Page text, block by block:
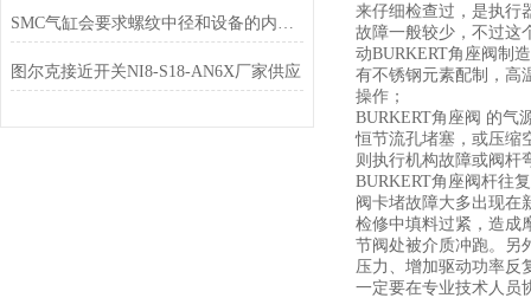
SMC气缸会要求螺纹中径和设备的内径保持同心
图尔克接近开关NI8-S18-AN6X厂家供应
来仔细检查过，是执行
故障一般较少，不过这
动BURKERT角座阀制
有不锈钢元素配制，高
操作；
BURKERT角座阀 的气
恒节流孔堵塞，或压缩
则执行机构故障或阀杆
BURKERT角座阀杆往
阀卡堵故障大多出现在
检修中填料过紧，造成
节阀处被介质冲跑。另
压力、增加驱动功率反
一定要在专业技术人员